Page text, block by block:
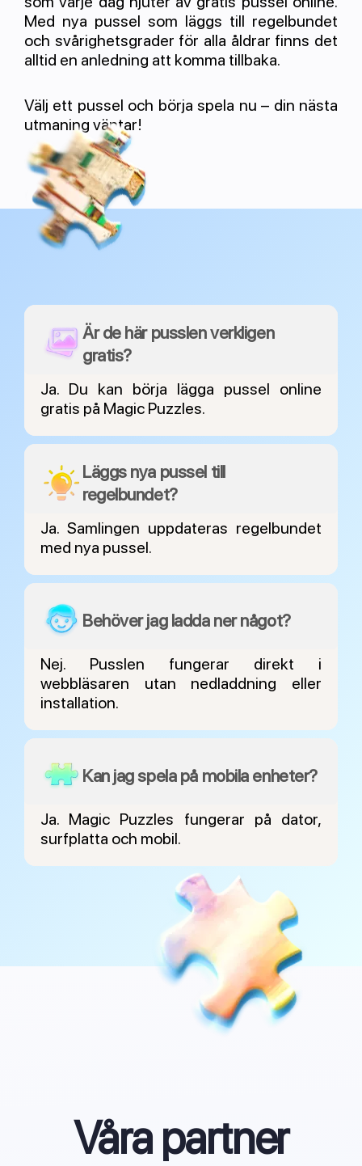
Med nya pussel som läggs till regelbundet
och svårighetsgrader för alla åldrar finns det
alltid en anledning att komma tillbaka.
Välj ett pussel och börja spela nu – din nästa
utmaning väntar!
Är de här pusslen verkligen
gratis?
Ja. Du kan börja lägga pussel online
gratis på Magic Puzzles.
Läggs nya pussel till
regelbundet?
Ja. Samlingen uppdateras regelbundet
med nya pussel.
Behöver jag ladda ner något?
Nej. Pusslen fungerar direkt i
webbläsaren utan nedladdning eller
installation.
Kan jag spela på mobila enheter?
Ja. Magic Puzzles fungerar på dator,
surfplatta och mobil.
Våra partner